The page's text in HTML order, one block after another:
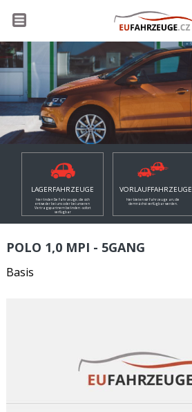
LAGERFAHRZEUGE
hier finden Sie Fahrzeuge, die sich
entweder bei uns oder bei unseren
Vertragspartnern befinden - sofort
verfügbar
VORLAUFFAHRZEUGE
hier bieten wir Fahrzeuge an, die
demnächst verfügbar werden.
POLO 1,0 MPI - 5GANG
Basis